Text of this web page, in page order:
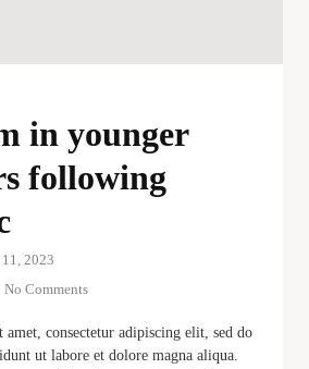
in younger
following
2023
No Comments
amet, consectetur adipiscing elit, sed do
ut labore et dolore magna aliqua.